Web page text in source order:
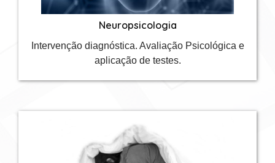
Neuropsicologia
Intervenção diagnóstica. Avaliação Psicológica e
aplicação de testes.